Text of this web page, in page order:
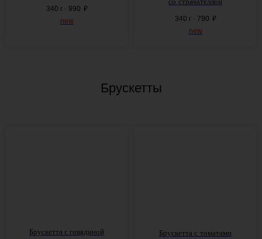
340 г · 990 ₽
new 340 г · 790 ₽
new
Брускетты
Брускетта с говядиной Брускетта с томатами